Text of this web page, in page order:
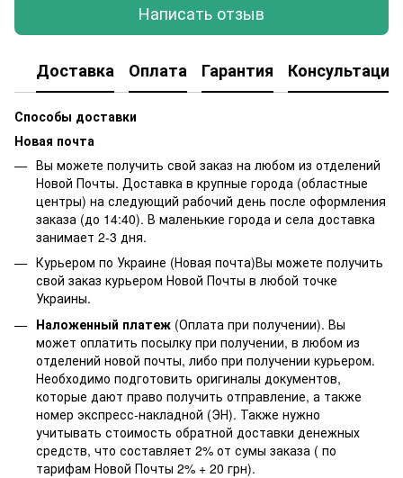
Написать отзыв
Доставка Оплата Гарантия Консультация
Способы доставки
Новая почта
Вы можете получить свой заказ на любом из отделений
Новой Почты. Доставка в крупные города (областные
центры) на следующий рабочий день после оформления
заказа (до 14:40). В маленькие города и села доставка
занимает 2-3 дня.
Курьером по Украине (Новая почта)Вы можете получить
свой заказ курьером Новой Почты в любой точке
Украины.
Наложенный платеж (Оплата при получении). Вы
может оплатить посылку при получении, в любом из
отделений новой почты, либо при получении курьером.
Необходимо подготовить оригиналы документов,
которые дают право получить отправление, а также
номер экспресс-накладной (ЭН). Также нужно
учитывать стоимость обратной доставки денежных
средств, что составляет 2% от сумы заказа ( по
тарифам Новой Почты 2% + 20 грн).